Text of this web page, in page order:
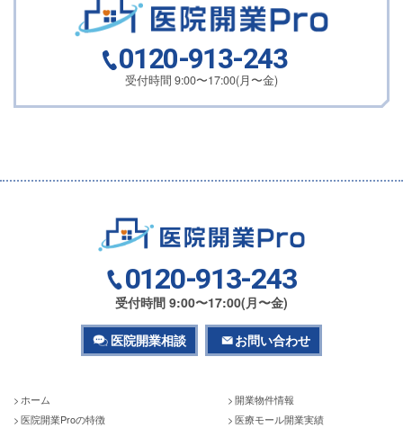
0120-913-243
受付時間 9:00〜17:00(月〜金)
0120-913-243
受付時間 9:00〜17:00(月〜金)
医院開業相談 お問い合わせ
ホーム
医院開業Proの特徴
開業物件情報
医療モール開業実績